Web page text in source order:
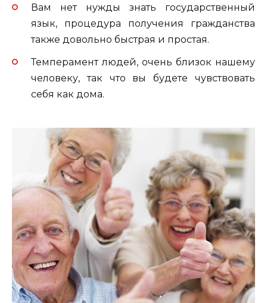
Вам нет нужды знать государственный
язык, процедура получения гражданства
также довольно быстрая и простая.
Темперамент людей, очень близок нашему
человеку, так что вы будете чувствовать
себя как дома.